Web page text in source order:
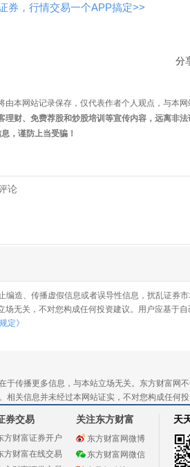
券，行情交易一个APP搞定>>
分
由本网站记录保存，仅代表作者个人观点，与本
理财、免费荐股和炒股培训等宣传内容，远离非
，谨防上当受骗！
编造、传播虚假信息或者误导性信息，扰乱证券
场无关，不对您构成任何投资建议。用户应基于
定》
于传播更多信息，与本站立场无关。东方财富
相关信息并未经过本网站证实，不对您构成任何投
券交易
方财富证券开户
方财富在线交易
关注东方财富
东方财富网微博
东方财富网微信
天